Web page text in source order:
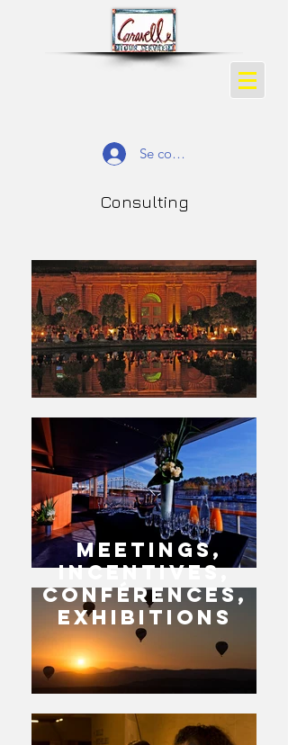
Se connecter
Meetings,
Incentives,
Conférences,
Exhibitions
Consulting